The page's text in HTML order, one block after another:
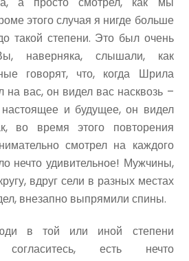
этого случая я нигде больше
такой степени. Это был очень
наверняка, слышали, как
говорят, что, когда Шрила
на вас, он видел вас насквозь –
и будущее, он видел
во время этого повторения
смотрел на каждого
нечто удивительное! Мужчины,
вдруг сели в разных местах
внезапно выпрямили спины.
в той или иной степени
есть нечто